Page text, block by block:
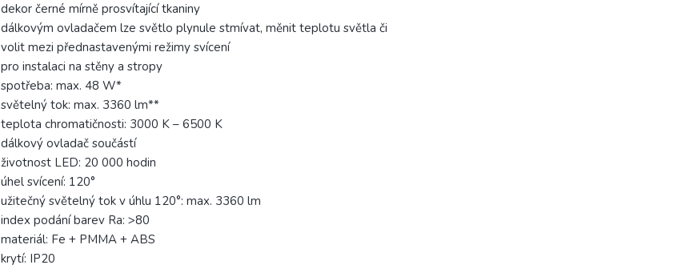
dekor černé mírně prosvítající tkaniny
dálkovým ovladačem lze světlo plynule stmívat, měnit teplotu světla či
volit mezi přednastavenými režimy svícení
pro instalaci na stěny a stropy
spotřeba: max. 48 W*
světelný tok: max. 3360 lm**
teplota chromatičnosti: 3000 K – 6500 K
dálkový ovladač součástí
životnost LED: 20 000 hodin
úhel svícení: 120°
užitečný světelný tok v úhlu 120°: max. 3360 lm
index podání barev Ra: >80
materiál: Fe + PMMA + ABS
krytí: IP20